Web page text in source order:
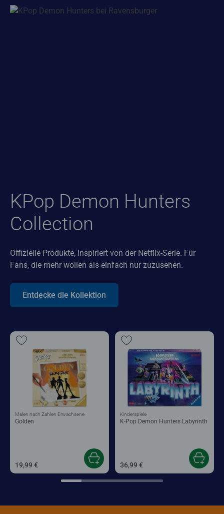
KPop Demon Hunters
Collection
Offizielle Produkte, inspiriert von der Netflix-Serie. Für
Fans, die mehr wollen als einfach nur zuzusehen.
Entdecke die Kollektion
Golden
Malen nach Zahlen Erwachsene
19,99 €
K-Pop Demon Hunters Labyrinth
Kinderspiele
36,99 €